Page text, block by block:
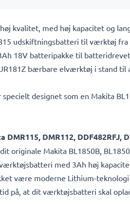
kvalitet, med høj kapacitet og
udskiftningsbatteri til værktøj
18V batteripakke til
bærbare elværktøj i stand
designet som en Makita
DMR112, DDF482RFJ,
originale Makita BL1850B,
med 3Ah høj
være moderne Lithium-
på, at dit værktøjsbatteri skal